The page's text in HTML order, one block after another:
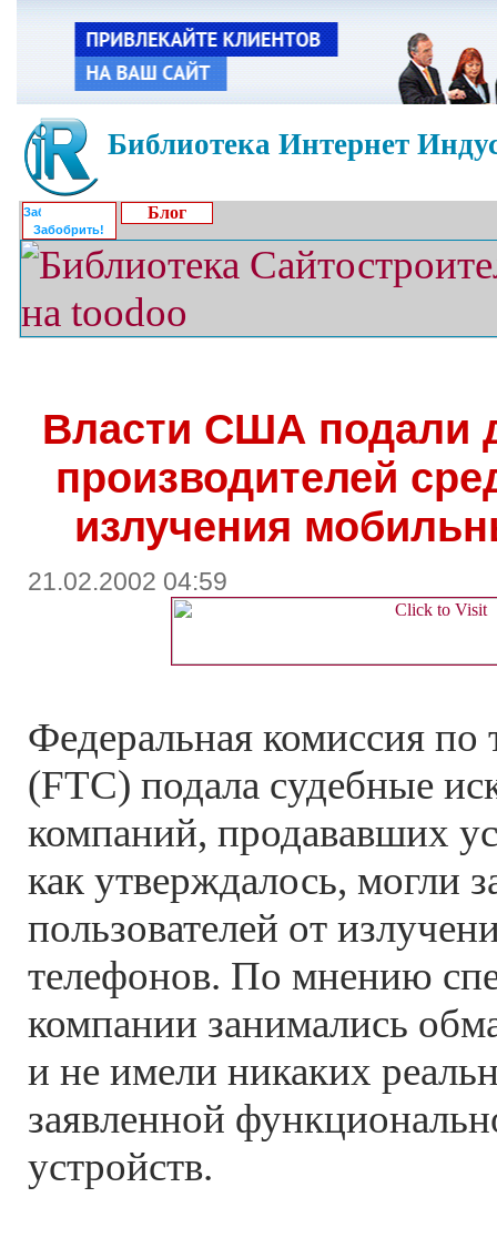
Библиотека Интернет
Забобрить!
Блог
Власти США подали
производителей
излучения
21.02.2002 04:59
Федеральная комиссия
(FTC) подала судебные
компаний, продававших
как утверждалось, могли
пользователей от
телефонов. По мнению
компании занимались
и не имели никаких
заявленной
устройств.